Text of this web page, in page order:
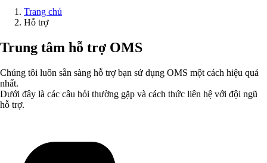
Trang chủ
Hỗ trợ
Trung tâm hỗ trợ OMS
Chúng tôi luôn sẵn sàng hỗ trợ bạn sử dụng OMS một cách hiệu quả
nhất.
Dưới đây là các câu hỏi thường gặp và cách thức liên hệ với đội ngũ
hỗ trợ.